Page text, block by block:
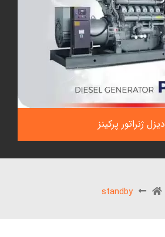
دیزل ژنراتور پرکینز
standby